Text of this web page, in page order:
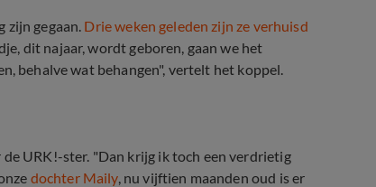
zijn gegaan. Drie weken geleden zijn ze verhuisd
dit najaar, wordt geboren, gaan we het
behalve wat behangen", vertelt het koppel.
URK!-ster. "Dan krijg ik toch een verdrietig
dochter Maily, nu vijftien maanden oud is er